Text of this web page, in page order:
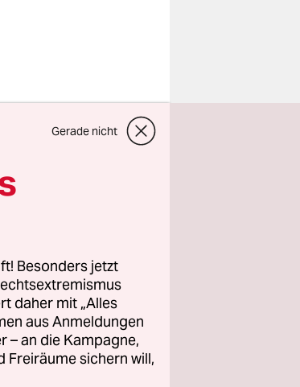
Gerade nicht
Besonders jetzt
daher mit „Alles
aus Anmeldungen
– an die Kampagne,
Freiräume sichern will,